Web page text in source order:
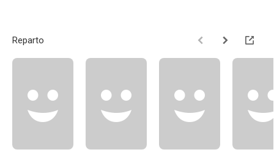
Reparto